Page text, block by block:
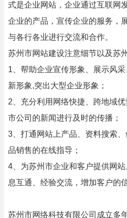
式是企业网站，企业通过互联网
企业的产品，宣传企业的服务，
与各行各业进行交流和合作。
苏州市网站建设注意细节以及苏
1、帮助企业宣传形象、展示风
新形象,突出大型企业形象；
2、充分利用网络快捷、跨地域
市公司的新闻进行及时的传播；
3、打通网站上产品、资料搜索
品销售的在线指导；
4、为苏州市企业和客户提供网
息互通、经验交流，增加客户的
苏州市网络科技有限公司成立多